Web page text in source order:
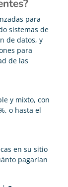
para
sistemas de
de datos, y
para
de las
y mixto, con
o hasta el
en su sitio
pagarían